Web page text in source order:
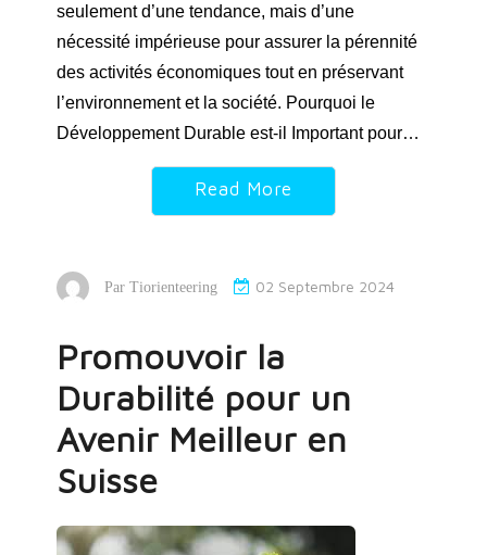
seulement d’une tendance, mais d’une
nécessité impérieuse pour assurer la pérennité
des activités économiques tout en préservant
l’environnement et la société. Pourquoi le
Développement Durable est-il Important pour…
Read More
Par Tiorienteering 02 Septembre 2024
Promouvoir la
Durabilité pour un
Avenir Meilleur en
Suisse